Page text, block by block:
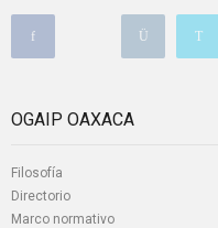
OGAIP OAXACA
Filosofía
Directorio
Marco normativo